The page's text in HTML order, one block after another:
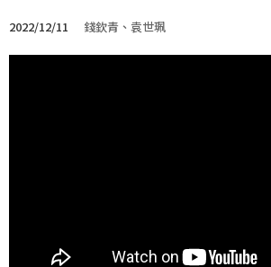
2022/12/11 錢欽青、袁世珮